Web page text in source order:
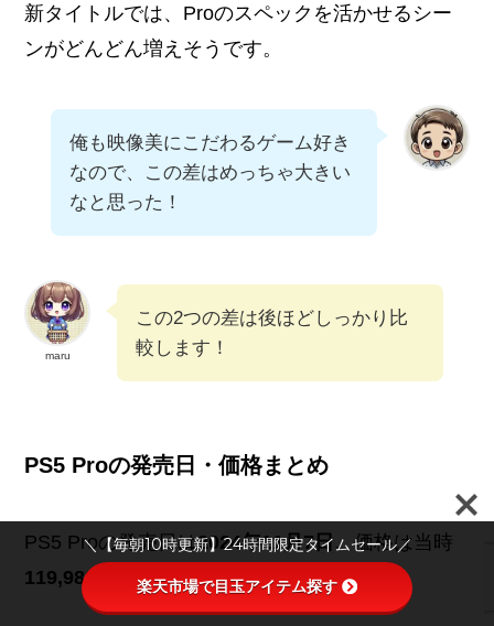
新タイトルでは、Proのスペックを活かせるシー
ンがどんどん増えそうです。
俺も映像美にこだわるゲーム好き
なので、この差はめっちゃ大きい
なと思った！
maru
この2つの差は後ほどしっかり比
較します！
PS5 Proの発売日・価格まとめ
PS5 Proの発売日は2024年11月7日、価格は当時
119,980円
でした​。
＼【毎朝10時更新】24時間限定タイムセール／
楽天市場で目玉アイテム探す